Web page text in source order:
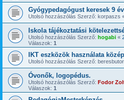
Gyógypedagógust keresek 9
Utolsó hozzászólás Szerző: korpaszs
Iskola tájékoztatási
Utolsó hozzászólás Szerző: hogabi «
Válaszok: 1
IKT eszközök használata
Utolsó hozzászólás Szerző: beresbutor
Óvonők, logopédus.
Utolsó hozzászólás Szerző: Fodor
Válaszok: 1